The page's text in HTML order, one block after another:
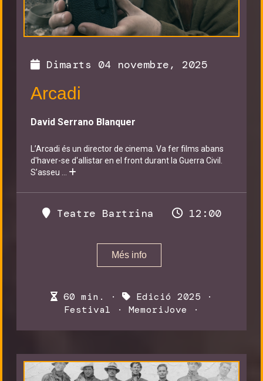
Dimarts 04 novembre, 2025
Arcadi
David Serrano Blanquer
L’Arcadi és un director de cinema. Va fer films abans
d'haver-se d'allistar en el front durant la Guerra Civil.
S’asseu
Teatre Bartrina 12:00
Més info
60 min. · Edició 2025 ·
Festival · MemoriJove ·